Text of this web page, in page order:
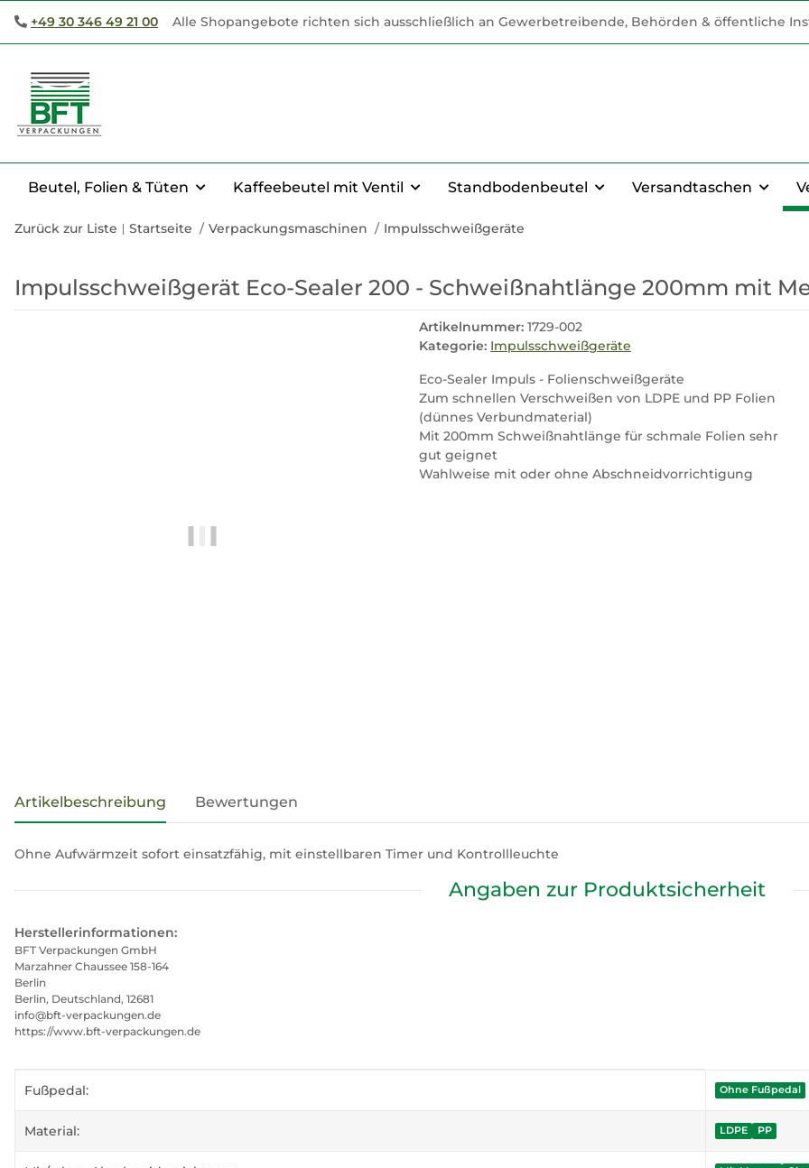
+49 30 346 49 21 00 Alle Shopangebote richten sich ausschließlich an Gewerbetreibende, Behörden & öffentliche
Beutel, Folien & Tüten Kaffeebeutel mit Ventil Standbodenbeutel Versandtaschen
Zurück zur Liste Startseite Verpackungsmaschinen Impulsschweißgeräte
Impulsschweißgerät Eco-Sealer 200 - Schweißnahtlänge 200mm mit
Artikelnummer: 1729-002
Kategorie: Impulsschweißgeräte
Eco-Sealer Impuls - Folienschweißgeräte
Zum schnellen Verschweißen von LDPE und PP Folien
(dünnes Verbundmaterial)
Mit 200mm Schweißnahtlänge für schmale Folien sehr
gut geignet
Wahlweise mit oder ohne Abschneidvorrichtigung
Artikelbeschreibung Bewertungen
Ohne Aufwärmzeit sofort einsatzfähig, mit einstellbaren Timer und Kontrollleuchte
Angaben zur Produktsicherheit
Herstellerinformationen:
BFT Verpackungen GmbH
Marzahner Chaussee 158-164
Berlin
Berlin, Deutschland, 12681
info@bft-verpackungen.de
https://www.bft-verpackungen.de
Produkteigenschaft
Wert
Fußpedal: Ohne Fußpedal
Material: LDPE PP